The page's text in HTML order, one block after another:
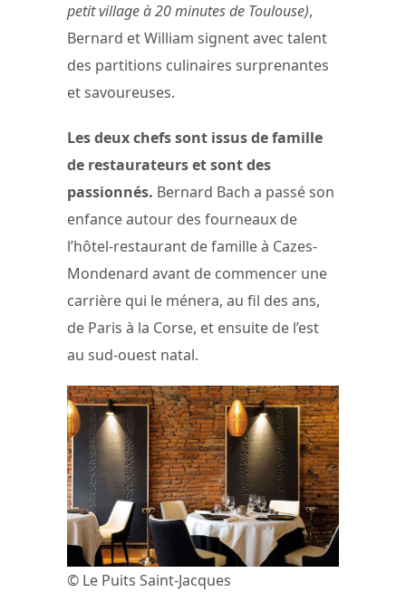
petit village à 20 minutes de Toulouse),
Bernard et William signent avec talent
des partitions culinaires surprenantes
et savoureuses.
Les deux chefs sont issus de famille
de restaurateurs et sont des
passionnés. Bernard Bach a passé son
enfance autour des fourneaux de
l’hôtel-restaurant de famille à Cazes-
Mondenard avant de commencer une
carrière qui le ménera, au fil des ans,
de Paris à la Corse, et ensuite de l’est
au sud-ouest natal.
© Le Puits Saint-Jacques